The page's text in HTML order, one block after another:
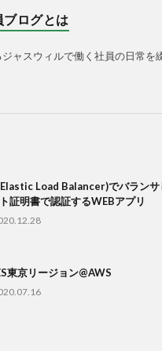
ログとは
ャスウィルで働く社員の日常を
Load Balancer)でバランサ
証明書で認証するWEBアプリ
東京リージョン@AWS